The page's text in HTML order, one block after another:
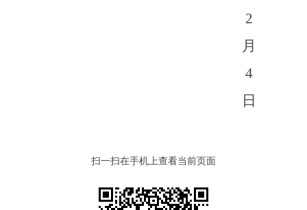
2
月
4
日
扫一扫在手机上查看当前页面